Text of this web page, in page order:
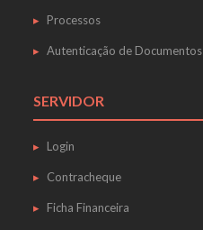
Processos
Autenticação de Documentos
SERVIDOR
Login
Contracheque
Ficha Financeira